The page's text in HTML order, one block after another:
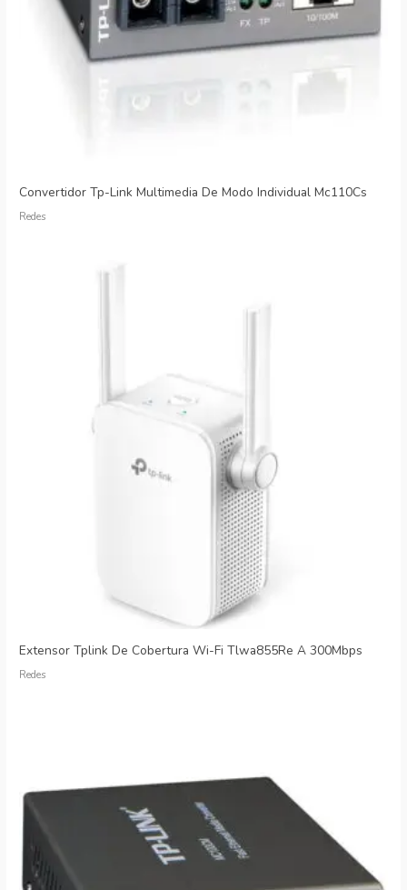
Convertidor Tp-Link Multimedia De Modo Individual Mc110Cs
Redes
Extensor Tplink De Cobertura Wi-Fi Tlwa855Re A 300Mbps
Redes